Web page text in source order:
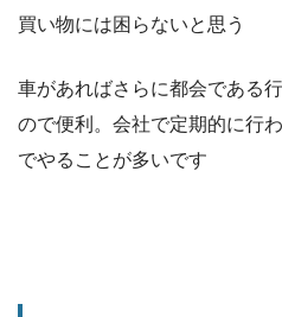
買い物には困らないと思う
車があればさらに都会である
ので便利。会社で定期的に行
でやることが多いです